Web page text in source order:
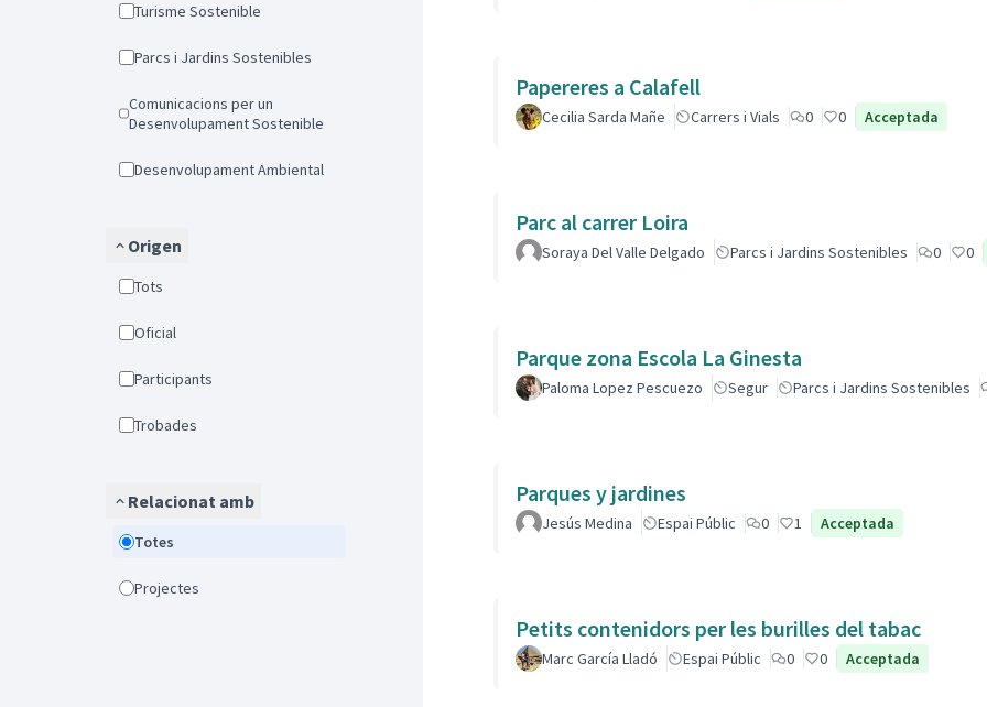
Turisme Sostenible
Parcs i Jardins Sostenibles
Comunicacions per un
Desenvolupament Sostenible
Desenvolupament Ambiental
Origen
Tots
Oficial
Participants
Trobades
Relacionat amb
Totes
Projectes
Papereres a Calafell
Cecilia Sarda Mañe Carrers i Vials 0 0 Acceptada
Parc al carrer Loira
Soraya Del Valle Delgado Parcs i Jardins Sostenibles 0 0
Parque zona Escola La Ginesta
Paloma Lopez Pescuezo Segur Parcs i Jardins Sostenibles
Parques y jardines
Jesús Medina Espai Públic 0 1 Acceptada
Petits contenidors per les burilles del tabac
Marc García Lladó Espai Públic 0 0 Acceptada